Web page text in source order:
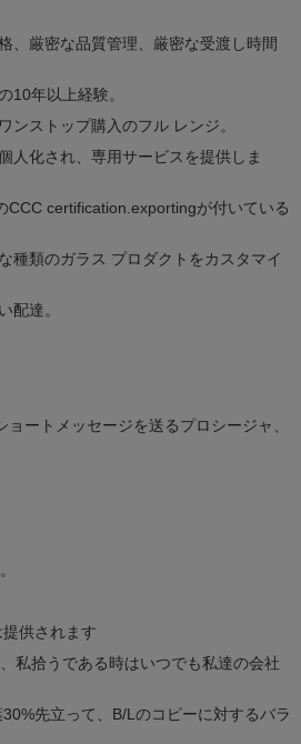
、厳密な品質管理、厳密な受渡し時間
10年以上経験。
ンストップ購入のフル レンジ。
人化され、専用サービスを提供しま
CCC certification.exportingが付いている
種類のガラス プロダクトをカスタマイ
配達。
ートメッセージを送るプロシージャ、
供されます
、私拾うである時はいつでも私達の会社
先立って、B/Lのコピーに対するバラ